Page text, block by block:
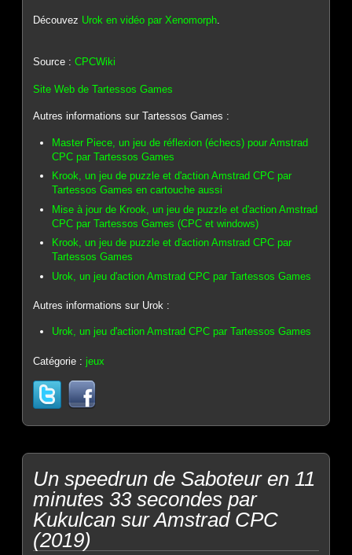
Découvez Urok en vidéo par Xenomorph
Source :CPCWiki
Site Web de Tartessos Games
Autres informations sur Tartessos Games :
Master Piece, un jeu de réflexion (échecs) pour Amstrad
CPC par Tartessos Games
Krook, un jeu de puzzle et d'action Amstrad CPC par
Tartessos Games en cartouche aussi
Mise à jour de Krook, un jeu de puzzle et d'action Amstrad
CPC par Tartessos Games (CPC et windows)
Krook, un jeu de puzzle et d'action Amstrad CPC par
Tartessos Games
Urok, un jeu d'action Amstrad CPC par Tartessos Games
Autres informations sur Urok :
Urok, un jeu d'action Amstrad CPC par Tartessos Games
Catégorie :jeux
Un speedrun de Saboteur en 11
minutes 33 secondes par
Kukulcan sur Amstrad CPC
(2019)